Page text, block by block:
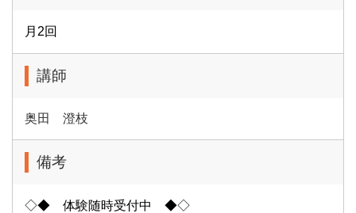
月2回
講師
奥田 澄枝
備考
◇◆ 体験随時受付中 ◆◇